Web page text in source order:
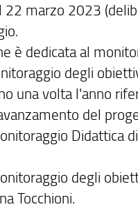
22 marzo 2023
è dedicata al
degli
una volta l'anno
del
Didattica
degli
Tocchioni.